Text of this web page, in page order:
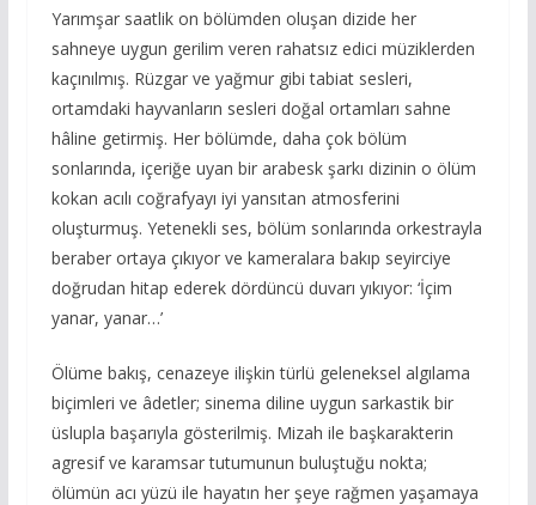
Yarımşar saatlik on bölümden oluşan dizide her
sahneye uygun gerilim veren rahatsız edici müziklerden
kaçınılmış. Rüzgar ve yağmur gibi tabiat sesleri,
ortamdaki hayvanların sesleri doğal ortamları sahne
hâline getirmiş. Her bölümde, daha çok bölüm
sonlarında, içeriğe uyan bir arabesk şarkı dizinin o ölüm
kokan acılı coğrafyayı iyi yansıtan atmosferini
oluşturmuş. Yetenekli ses, bölüm sonlarında orkestrayla
beraber ortaya çıkıyor ve kameralara bakıp seyirciye
doğrudan hitap ederek dördüncü duvarı yıkıyor: ‘İçim
yanar, yanar…’
Ölüme bakış, cenazeye ilişkin türlü geleneksel algılama
biçimleri ve âdetler; sinema diline uygun sarkastik bir
üslupla başarıyla gösterilmiş. Mizah ile başkarakterin
agresif ve karamsar tutumunun buluştuğu nokta;
ölümün acı yüzü ile hayatın her şeye rağmen yaşamaya